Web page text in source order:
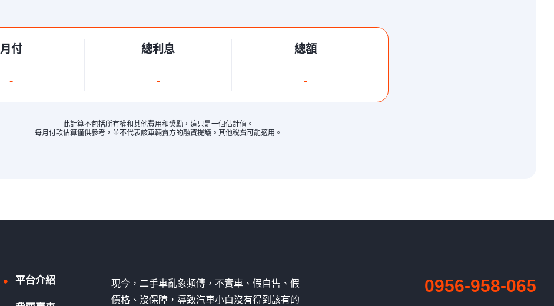
月付
-
總利息
-
總額
-
此計算不包括所有權和其他費用和獎勵，這只是一個估計值。
每月付款估算僅供參考，並不代表該車輛賣方的融資提議。其他稅費可能適用。
平台介紹
現今，二手車亂象頻傳，不實車、假自售、假
價格、沒保障，導致汽車小白沒有得到該有的
0956-958-065